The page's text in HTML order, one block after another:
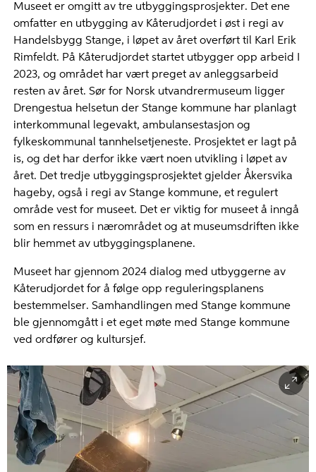
Museet er omgitt av tre utbyggingsprosjekter. Det ene
omfatter en utbygging av Kåterudjordet i øst i regi av
Handelsbygg Stange, i løpet av året overført til Karl Erik
Rimfeldt. På Kåterudjordet startet utbygger opp arbeid I
2023, og området har vært preget av anleggsarbeid
resten av året. Sør for Norsk utvandrermuseum ligger
Drengestua helsetun der Stange kommune har planlagt
interkommunal legevakt, ambulansestasjon og
fylkeskommunal tannhelsetjeneste. Prosjektet er lagt på
is, og det har derfor ikke vært noen utvikling i løpet av
året. Det tredje utbyggingsprosjektet gjelder Åkersvika
hageby, også i regi av Stange kommune, et regulert
område vest for museet. Det er viktig for museet å inngå
som en ressurs i nærområdet og at museumsdriften ikke
blir hemmet av utbyggingsplanene.
Museet har gjennom 2024 dialog med utbyggerne av
Kåterudjordet for å følge opp reguleringsplanens
bestemmelser. Samhandlingen med Stange kommune
ble gjennomgått i et eget møte med Stange kommune
ved ordfører og kultursjef.